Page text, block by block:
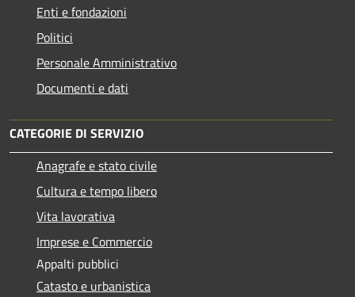
Enti e fondazioni
Politici
Personale Amministrativo
Documenti e dati
CATEGORIE DI SERVIZIO
Anagrafe e stato civile
Cultura e tempo libero
Vita lavorativa
Imprese e Commercio
Appalti pubblici
Catasto e urbanistica